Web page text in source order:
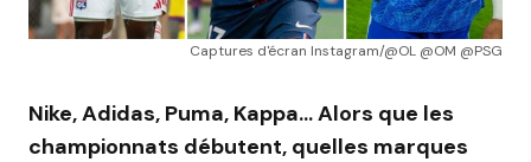
Captures d'écran Instagram/@OL @OM @PSG
Nike, Adidas, Puma, Kappa… Alors que les
championnats débutent, quelles marques